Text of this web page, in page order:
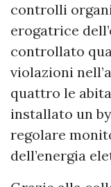
controlli
erogatrice
controllato
violazioni
quattro le
installato un
regolare
dell’energia